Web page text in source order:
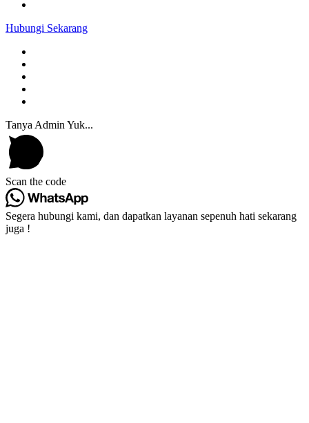
Hubungi Sekarang
Tanya Admin Yuk...
Scan the code
Segera hubungi kami, dan dapatkan layanan sepenuh hati sekarang
juga !